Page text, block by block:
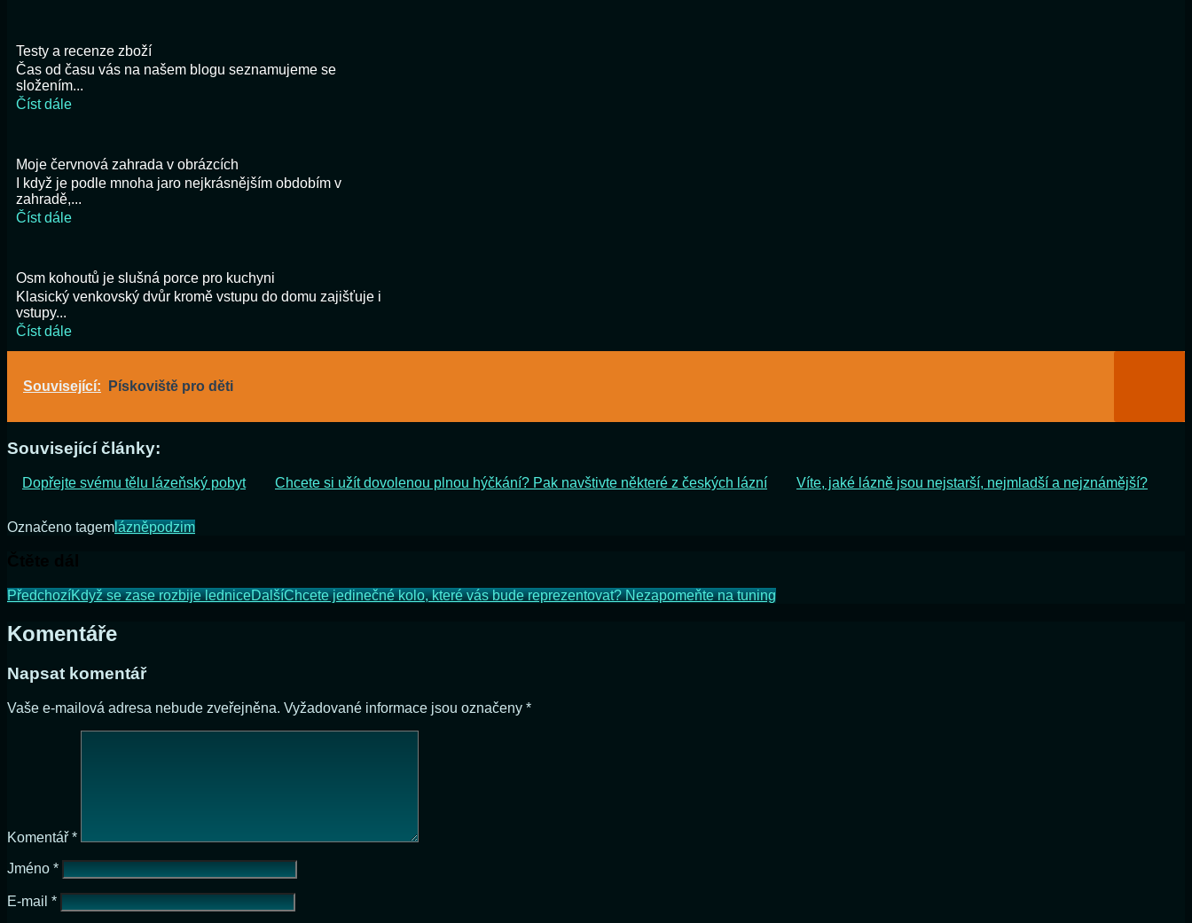
Testy a recenze zboží
Čas od času vás na našem blogu seznamujeme se
složením...
Číst dále
Moje červnová zahrada v obrázcích
I když je podle mnoha jaro nejkrásnějším obdobím v
zahradě,...
Číst dále
Osm kohoutů je slušná porce pro kuchyni
Klasický venkovský dvůr kromě vstupu do domu zajišťuje i
vstupy...
Číst dále
Související: Pískoviště pro děti
Související články:
Dopřejte svému tělu lázeňský pobyt Chcete si užít dovolenou plnou hýčkání? Pak navštivte některé z českých lázní Víte, jaké lázně jsou nejstarší, nejmladší a nejznámější?
Označeno tagemlázněpodzim
PředchozíKdyž se zase rozbije ledniceDalšíChcete jedinečné kolo, které vás bude reprezentovat? Nezapomeňte na tuning
Komentáře
Napsat komentář
Vaše e-mailová adresa nebude zveřejněna. Vyžadované informace jsou označeny *
Komentář *
Jméno *
E-mail *